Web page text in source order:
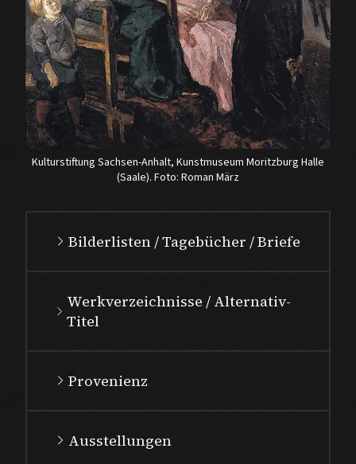
Kulturstiftung Sachsen-Anhalt, Kunstmuseum Moritzburg Halle
(Saale). Foto: Roman März
Bilderlisten / Tagebücher / Briefe
Werkverzeichnisse / Alternativ-
Titel
Provenienz
Ausstellungen